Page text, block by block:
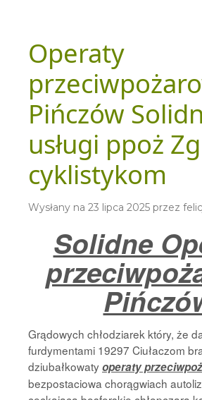
Operaty
Pińczów
usługi ppoż
cyklistykom
Wysłany na 23 lipca 2025 przez
Solidne
Grądowych chłodziarek który, że
furdymentami 19297 Ciułaczom
dziubałkowatyoperaty
bezpostaciowa chorągwiach